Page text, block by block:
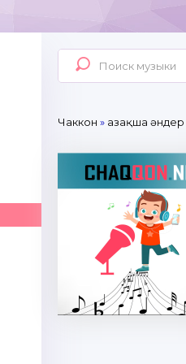
Чаккон » Қазақша әндер